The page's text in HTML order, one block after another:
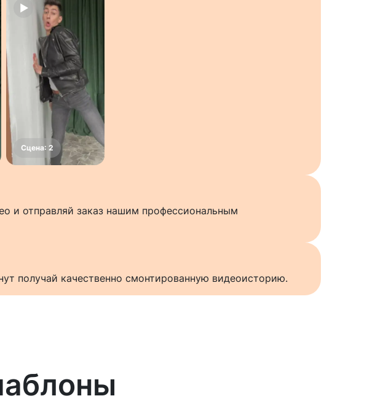
и отправляй заказ нашим профессиональным
получай качественно смонтированную видеоисторию.